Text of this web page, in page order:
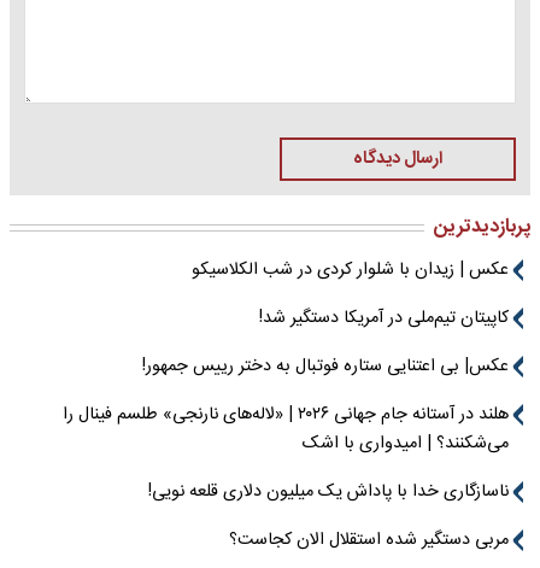
ارسال دیدگاه
پربازدیدترین
عکس | زیدان با شلوار کردی در شب الکلاسیکو
کاپیتان تیم‌ملی در آمریکا دستگیر شد!
عکس| بی اعتنایی ستاره فوتبال به دختر رییس جمهور!
هلند در آستانه جام جهانی ۲۰۲۶ | «لاله‌های نارنجی» طلسم فینال را
می‌شکنند؟ | امیدواری با اشک
ناسازگاری خدا با پاداش یک میلیون دلاری قلعه نویی!
مربی دستگیر شده استقلال الان کجاست؟